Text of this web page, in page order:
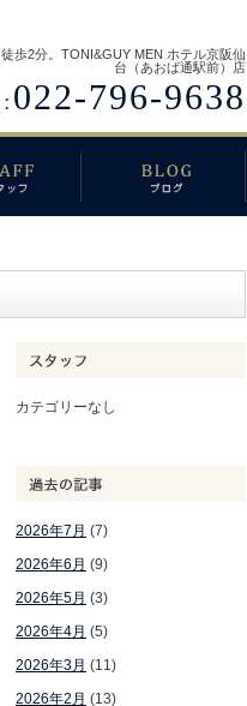
歩2分。TONI&GUY MEN ホテル京阪仙
台（あおば通駅前）店
022-796-9638
カテゴリーなし
2026年7月 (7)
2026年6月 (9)
2026年5月 (3)
2026年4月 (5)
2026年3月 (11)
2026年2月 (13)